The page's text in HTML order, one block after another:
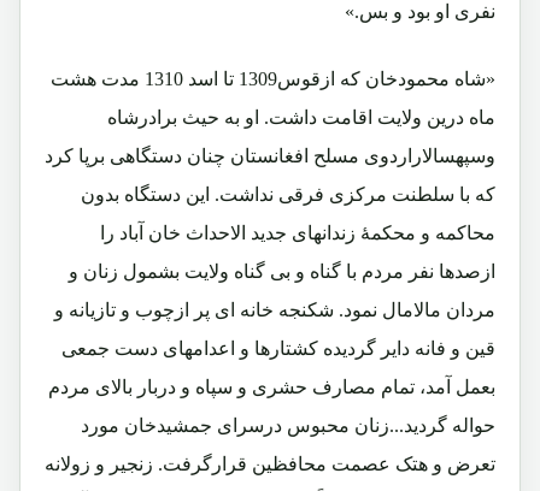
نفری او بود و بس.»
«شاه محمودخان که ازقوس1309 تا اسد 1310 مدت هشت
ماه درین ولایت اقامت داشت. او به حیث برادرشاه
وسپهسالاراردوی مسلح افغانستان چنان دستگاهی برپا کرد
که با سلطنت مرکزی فرقی نداشت. این دستگاه بدون
محاکمه و محکمۀ زندانهای جدید الاحداث خان آباد را
ازصدها نفر مردم با گناه و بی گناه ولایت بشمول زنان و
مردان مالامال نمود. شکنجه خانه ای پر ازچوب و تازیانه و
قین و فانه دایر گردیده کشتارها و اعدامهای دست جمعی
بعمل آمد، تمام مصارف حشری و سپاه و دربار بالای مردم
حواله گردید...زنان محبوس درسرای جمشیدخان مورد
تعرض و هتک عصمت محافظین قرارگرفت. زنجیر و زولانه